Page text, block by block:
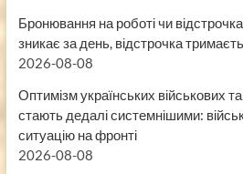
Бронювання на роботі чи
зникає за день, відстрочка
2026-08-08
Оптимізм українських військових
стають дедалі системнішими:
ситуацію на фронті
2026-08-08